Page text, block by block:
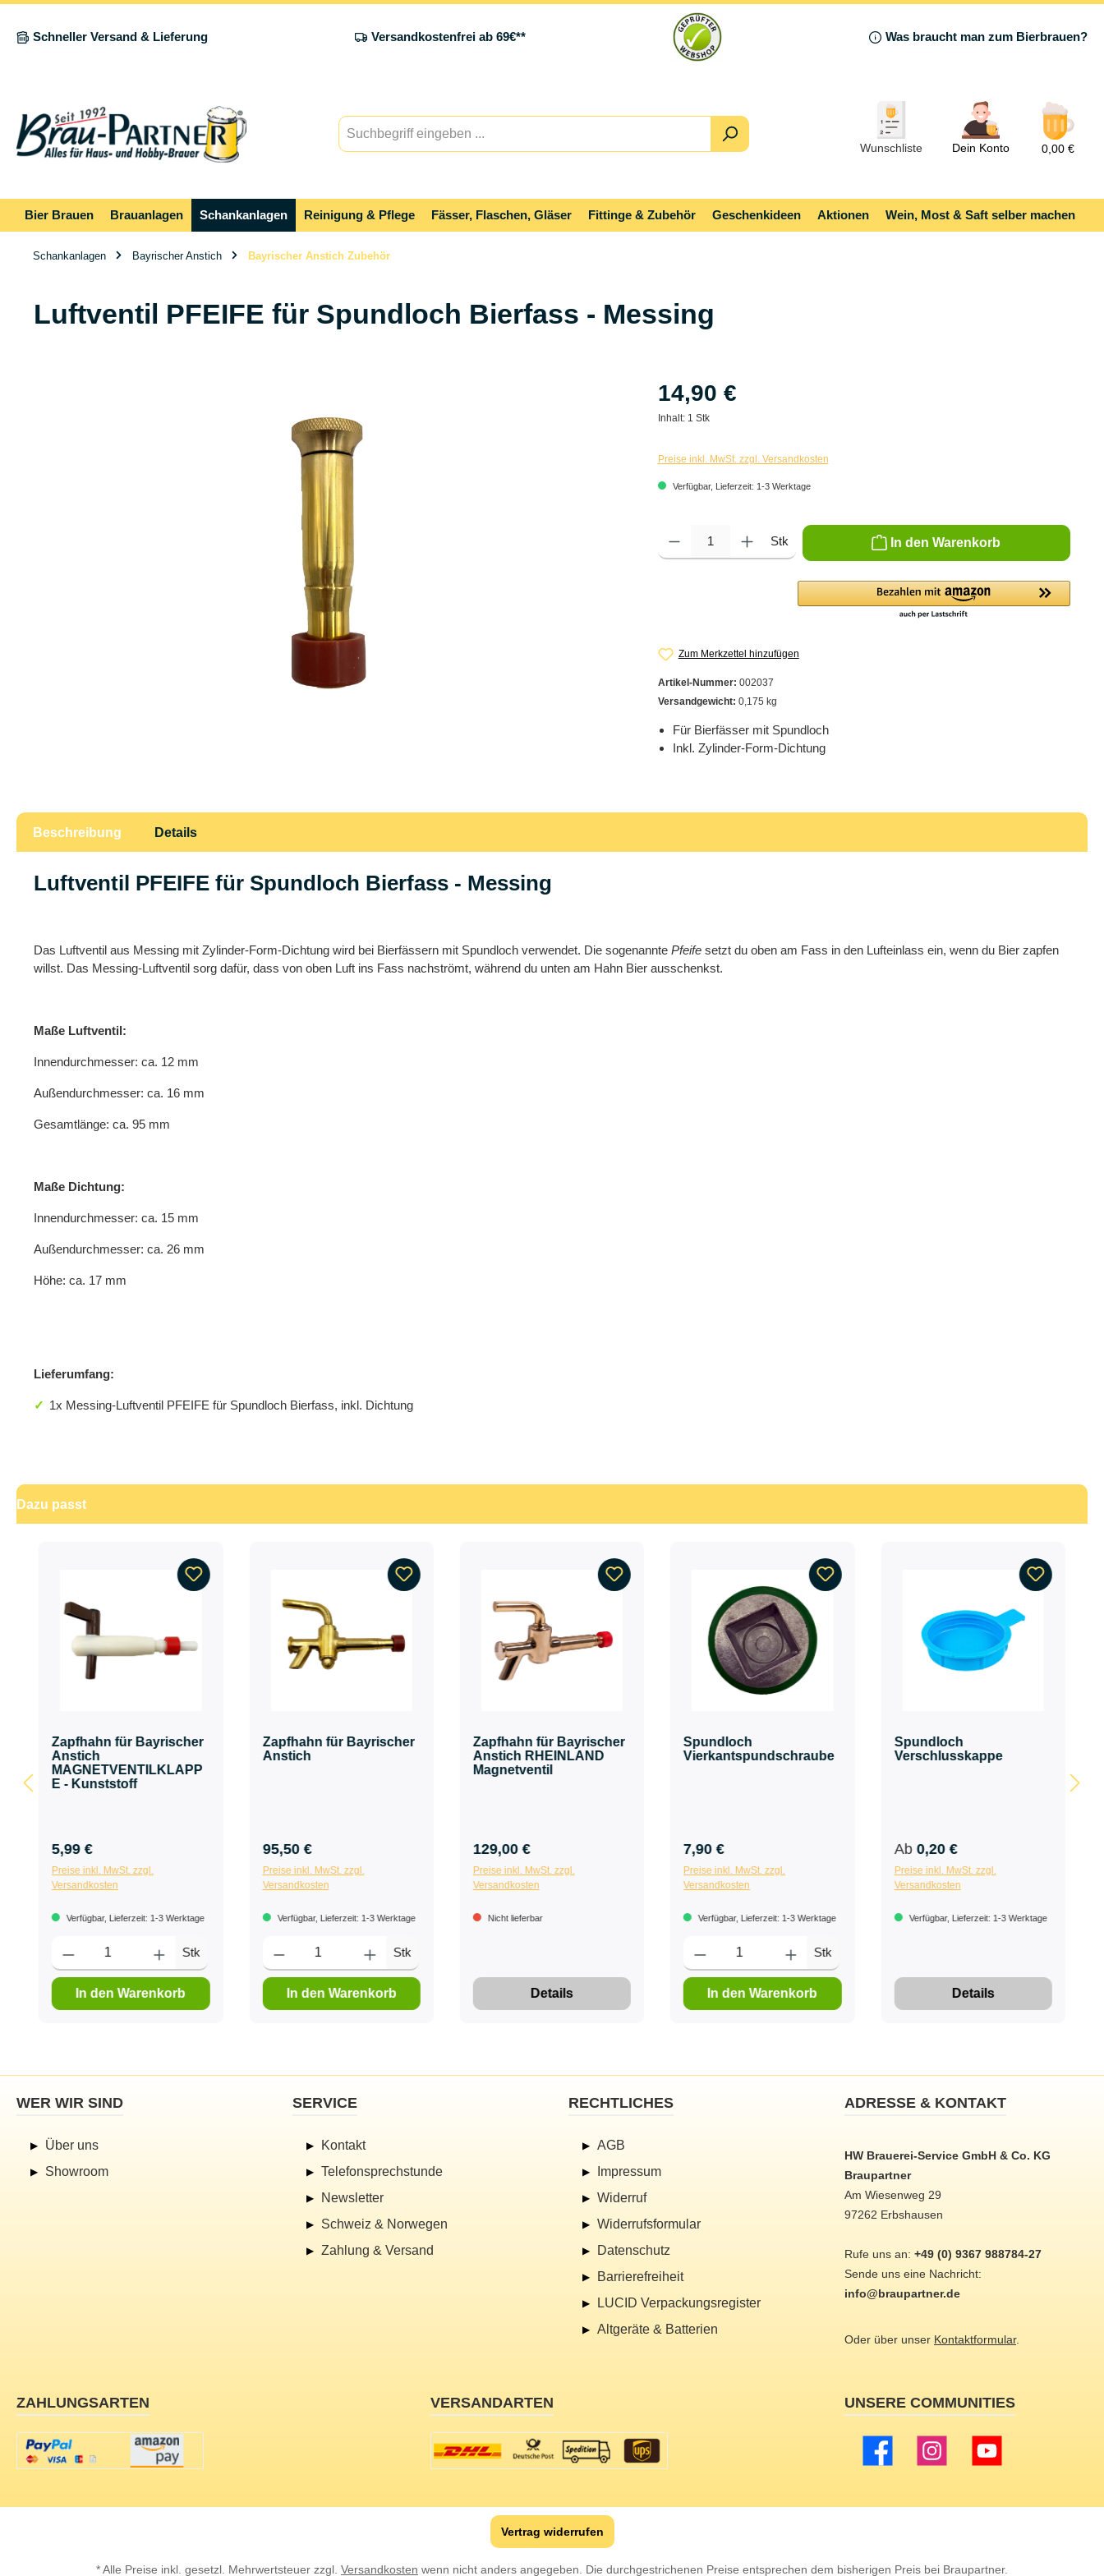
Schneller Versand & Lieferung
Versandkostenfrei ab 69€** Was braucht man zum Bierbrauen?
Wunschliste Dein Konto 0,00 €
Bier Brauen Brauanlagen Schankanlagen Reinigung & Pflege Fässer, Flaschen, Gläser Fittinge & Zubehör Geschenkideen Aktionen Wein, Most & Saft selber machen
Schankanlagen Bayrischer Anstich Bayrischer Anstich Zubehör
Luftventil PFEIFE für Spundloch Bierfass - Messing
14,90 €
Inhalt: 1 Stk
Preise inkl. MwSt. zzgl. Versandkosten
Verfügbar, Lieferzeit: 1-3 Werktage
Produkt Anzahl: Gib den gewünschten Wert ein oder benutze die Schaltflächen um die Anzahl zu
Stk In den Warenkorb
Zum Merkzettel hinzufügen
Artikel-Nummer: 002037
Versandgewicht: 0,175 kg
Für Bierfässer mit Spundloch
Inkl. Zylinder-Form-Dichtung
Beschreibung Details
Luftventil PFEIFE für Spundloch Bierfass - Messing
Das Luftventil aus Messing mit Zylinder-Form-Dichtung wird bei Bierfässern mit Spundloch verwendet. Die sogenannte Pfeife setzt du oben am Fass in den Lufteinlass ein, wenn du Bier zapfen
willst. Das Messing-Luftventil sorg dafür, dass von oben Luft ins Fass nachströmt, während du unten am Hahn Bier ausschenkst.
Maße Luftventil:
Innendurchmesser: ca. 12 mm
Außendurchmesser: ca. 16 mm
Gesamtlänge: ca. 95 mm
Maße Dichtung:
Innendurchmesser: ca. 15 mm
Außendurchmesser: ca. 26 mm
Höhe: ca. 17 mm
Lieferumfang:
1x Messing-Luftventil PFEIFE für Spundloch Bierfass, inkl. Dichtung
Dazu passt
Zapfhahn für Bayrischer
Anstich
MAGNETVENTILKLAPP
E - Kunststoff
5,99 €
Preise inkl. MwSt. zzgl.
Versandkosten
Verfügbar, Lieferzeit: 1-3 Werktage
Stk
In den Warenkorb
Zapfhahn für Bayrischer
Anstich
95,50 €
Preise inkl. MwSt. zzgl.
Versandkosten
Verfügbar, Lieferzeit: 1-3 Werktage
Stk
In den Warenkorb
Zapfhahn für Bayrischer
Anstich RHEINLAND
Magnetventil
129,00 €
Preise inkl. MwSt. zzgl.
Versandkosten
Nicht lieferbar
Details
Spundloch
Vierkantspundschraube
7,90 €
Preise inkl. MwSt. zzgl.
Versandkosten
Verfügbar, Lieferzeit: 1-3 Werktage
Stk
In den Warenkorb
Spundloch
Verschlusskappe
Ab 0,20 €
Preise inkl. MwSt. zzgl.
Versandkosten
Verfügbar, Lieferzeit: 1-3 Werktage
Details
ADRESSE & KONTAKT
HW Brauerei-Service GmbH & Co. KG
Braupartner
Am Wiesenweg 29
97262 Erbshausen
Rufe uns an: +49 (0) 9367 988784-27
Sende uns eine Nachricht:
info@braupartner.de
Oder über unser Kontaktformular.
WER WIR SIND
Über uns
Showroom
SERVICE
Kontakt
Telefonsprechstunde
Newsletter
Schweiz & Norwegen
Zahlung & Versand
RECHTLICHES
AGB
Impressum
Widerruf
Widerrufsformular
Datenschutz
Barrierefreiheit
LUCID Verpackungsregister
Altgeräte & Batterien
ZAHLUNGSARTEN VERSANDARTEN UNSERE COMMUNITIES
Facebook Instagram YouTube
Vertrag widerrufen
* Alle Preise inkl. gesetzl. Mehrwertsteuer zzgl. Versandkosten wenn nicht anders angegeben. Die durchgestrichenen Preise entsprechen dem bisherigen Preis bei Braupartner.